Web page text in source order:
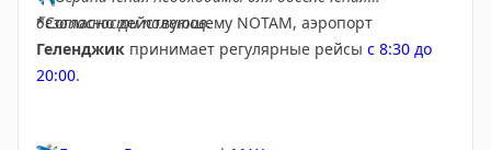
«Аврора» за искреннюю заботу о пассажирах,
выдержку, доброту и тепло, которое вы дарите даже
на высоте нескольких тысяч метров.
безопасности полетов.
*Согласно действующему NOTAM, аэропорт
Геленджик принимает регулярные рейсы с 8:30 до
20:00.